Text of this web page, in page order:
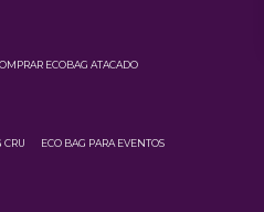
ECOBAG ATACADO
CRU ECO BAG PARA EVENTOS